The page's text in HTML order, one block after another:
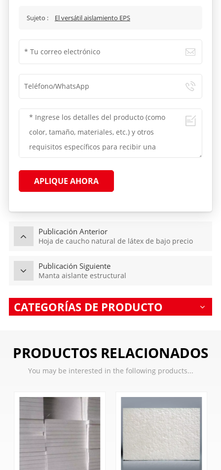
Sujeto : El versátil aislamiento EPS
APLIQUE AHORA
Publicación Anterior
Hoja de caucho natural de látex de bajo precio
Publicación Siguiente
Manta aislante estructural
CATEGORÍAS DE PRODUCTO
PRODUCTOS RELACIONADOS
You may be interested in the following products...